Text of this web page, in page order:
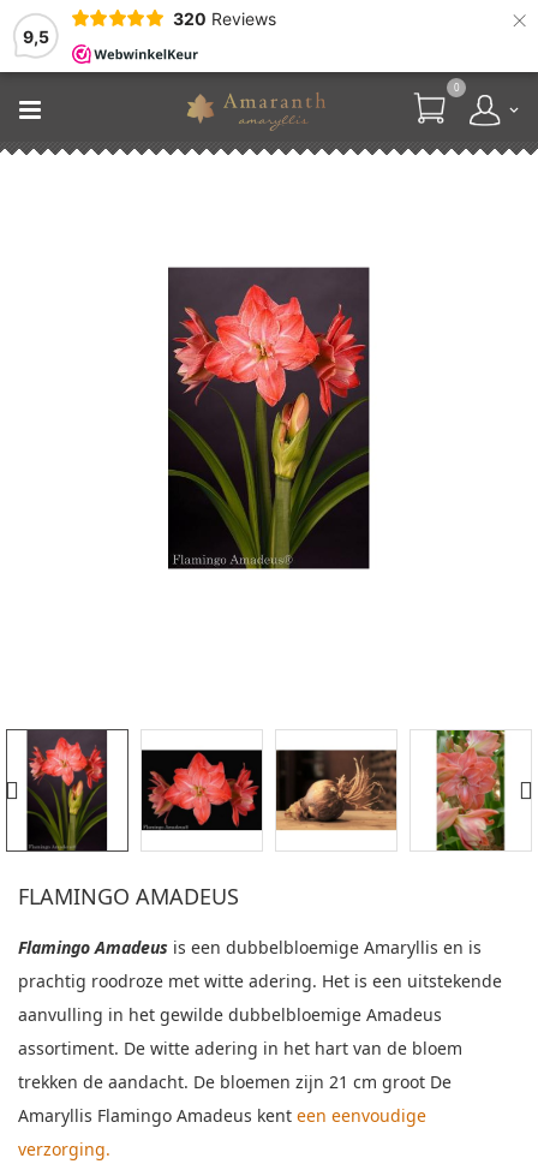
9,5
320 Reviews ×
0
FLAMINGO AMADEUS
Flamingo Amadeus is een dubbelbloemige Amaryllis en is
prachtig roodroze met witte adering. Het is een uitstekende
aanvulling in het gewilde dubbelbloemige Amadeus
assortiment. De witte adering in het hart van de bloem
trekken de aandacht. De bloemen zijn 21 cm groot De
Amaryllis Flamingo Amadeus kent een eenvoudige
verzorging.